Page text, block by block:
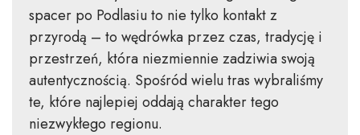
spacer po Podlasiu to nie tylko kontakt z
przyrodą – to wędrówka przez czas, tradycję i
przestrzeń, która niezmiennie zadziwia swoją
autentycznością. Spośród wielu tras wybraliśmy
te, które najlepiej oddają charakter tego
niezwykłego regionu.